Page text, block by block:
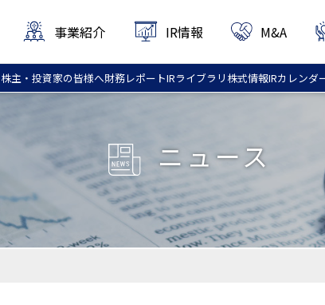
事業紹介 IR情報 M&A
株主・投資家の皆様へ財務レポートIRライブラリ 株式情報IRカレンダ
ニュース